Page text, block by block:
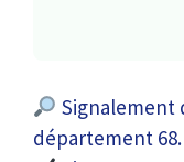
Signalement
département 68.